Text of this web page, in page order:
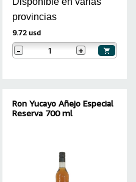
provincias
9.72 usd
- +
Ron Yucayo Añejo Especial
Reserva 700 ml